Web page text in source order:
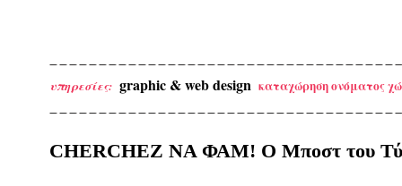
υπηρεσίες: graphic & web design καταχώρηση ονόματος
CHERCHEZ ΝΑ ΦΑΜ! Ο Μποστ του